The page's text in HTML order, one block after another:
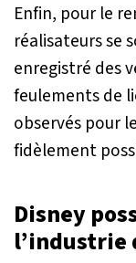
Enfin, pour le
réalisateurs se
enregistré des
feulements de
observés pour
fidèlement
Disney
l’industrie